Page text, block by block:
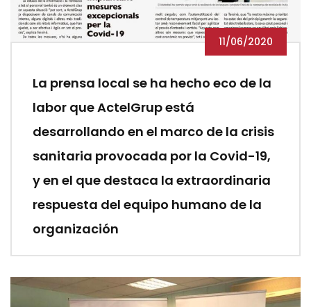
11/06/2020
La prensa local se ha hecho eco de la
labor que ActelGrup está
desarrollando en el marco de la crisis
sanitaria provocada por la Covid-19,
y en el que destaca la extraordinaria
respuesta del equipo humano de la
organización